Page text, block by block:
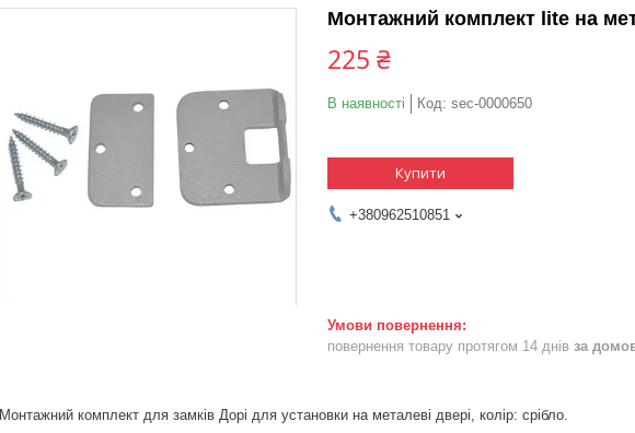
Монтажний комплект lite на
225 ₴
В наявності Код: sec-0000650
Купити
+380962510851
повернення товару протягом 14 днів за
Монтажний комплект для замків Дорі для установки на металеві двері, колір: срібло.